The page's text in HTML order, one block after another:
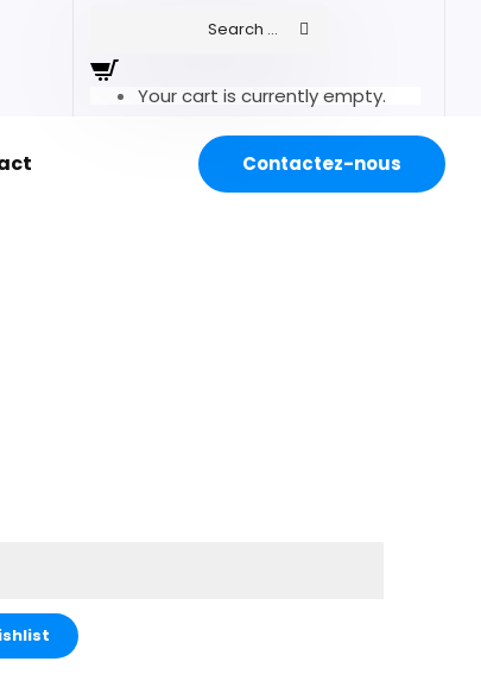
Your cart is currently empty.
Contactez-nous